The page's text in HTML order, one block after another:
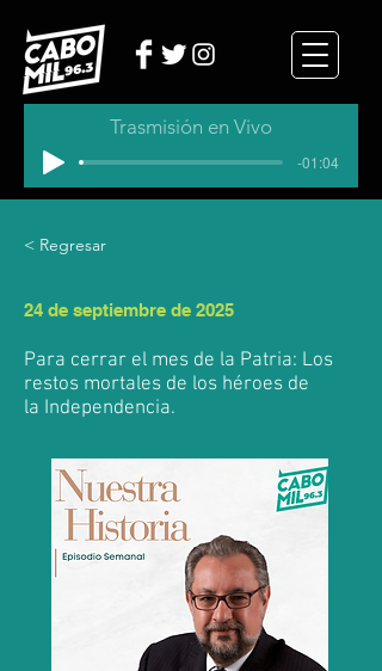
Trasmisión en Vivo
-01:04
< Regresar
24 de septiembre de 2025
Para cerrar el mes de la Patria: Los
restos mortales de los héroes de
la Independencia.